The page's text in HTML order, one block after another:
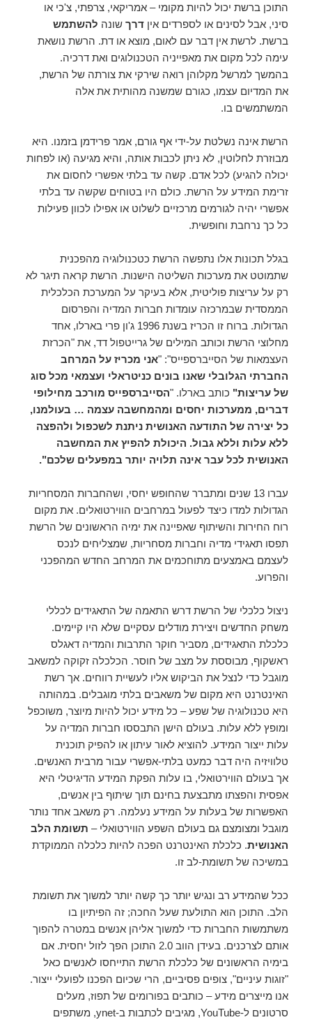
התוכן ברשת יכול להיות מקומי – אמריקאי, צרפתי, צ'כי או
סיני, אבל לסינים או לספרדים איןדרך שונה להשתמש
ברשת. לרשת אין דבר עם לאום, מוצא או דת. הרשת נושאת
עימה לכל מקום את מאפייניה הטכנולוגים ואת דרכיה.
בהמשך למרשל מקלוהן רואה שירקי את צורתה של הרשת,
את המדיום עצמו, כגורם שמשנה מהותית את אלה
המשתמשים בו.
הרשת אינה נשלטת על-ידי אף גורם, אמר פרידמן בזמנו. היא
מבוזרת לחלוטין, לא ניתן לכבות אותה, והיא מגיעה (או לפחות
יכולה להגיע) לכל אדם. קשה עד בלתי אפשרי לחסום את
זרימת המידע על הרשת. כולם היו בטוחים שקשה עד בלתי
אפשרי יהיה לגורמים מרכזיים לשלוט או אפילו לכוון פעילות
כל כך נרחבת וחופשית.
בגלל תכונות אלו נתפשה הרשת כטכנולוגיה מהפכנית
שתמוטט את מערכות השליטה הישנות. הרשת קראה תיגר לא
רק על עריצות פוליטית, אלא בעיקר על המערכת הכלכלית
הממסדית שבמרכזה עומדות חברות המדיה והפרסום
הגדולות. ברוח זו הכריז בשנת 1996 ג'ון פרי בארלו, אחד
מחלוצי הרשת וכותב המילים של גרייטפול דד, את "הכרזת
העצמאות של הסייברספייס": "אני מכריז על המרחב
החברתי הגלובלי שאנו בונים כניטראלי ועצמאי מכל סוג
של עריצות" כותב בארלו. "הסייברספייס מורכב מחילופי
דברים, ממערכות יחסים ומהמחשבה עצמה … בעולמנו,
כל יצירה של התודעה האנושית ניתנת לשכפול ולהפצה
ללא עלות וללא גבול. היכולת להפיץ את המחשבה
האנושית לכל עבר אינה תלויה יותר במפעלים שלכם".
עברו 13 שנים ומתברר שהחופש יחסי, ושהחברות המסחריות
הגדולות למדו כיצד לפעול במרחבים הווירטואלים. את מקום
רוח החירות והשיתוף שאפיינה את ימיה הראשונים של הרשת
תפסו תאגידי מדיה וחברות מסחריות, שמצליחים לנכס
לעצמם באמצעים מתוחכמים את המרחב החדש המהפכני
והפרוע.
ניצול כלכלי של הרשת דרש התאמה של התאגידים לכללי
משחק החדשים ויצירת מודלים עסקיים שלא היו קיימים.
כלכלת התאגידים, מסביר חוקר התרבות והמדיה דאגלס
ראשקוף, מבוססת על מצב של חוסר. הכלכלה זקוקה למשאב
מוגבל כדי לנצל את הביקוש אליו לעשיית רווחים. אך רשת
האינטרנט היא מקום של משאבים בלתי מוגבלים. במהותה
היא טכנולוגיה של שפע – כל מידע יכול להיות מיוצר, משוכפל
ומופץ ללא עלות. בעולם הישן התבססו חברות המדיה על
עלות ייצור המידע. להוציא לאור עיתון או להפיק תוכנית
טלוויזיה היה דבר כמעט בלתי-אפשרי עבור מרבית האנשים.
אך בעולם הווירטואלי, בו עלות הפקת המידע הדיגיטלי היא
אפסית והפצתו מתבצעת בחינם תוך שיתוף בין אנשים,
האפשרות של בעלות על המידע נעלמה. רק משאב אחד נותר
מוגבל ומצומצם גם בעולם השפע הווירטואלי – תשומת הלב
האנושית. כלכלת האינטרנט הפכה להיות כלכלה הממוקדת
במשיכה של תשומת-לב זו.
ככל שהמידע רב ונגיש יותר כך קשה יותר למשוך את תשומת
הלב. התוכן הוא התולעת שעל החכה; זה הפיתיון בו
משתמשות החברות כדי למשוך אליהן אנשים במטרה להפוך
אותם לצרכנים. בעידן הווב 2.0 התוכן הפך לזול יחסית. אם
בימיה הראשונים של כלכלת הרשת התייחסו לאנשים כאל
"זוגות עיניים", צופים פסיביים, הרי שכיום הפכנו לפועלי ייצור.
אנו מייצרים מידע – כותבים בפורומים של תפוז, מעלים
סרטונים ל-YouTube, מגיבים לכתבות ב-ynet, משתפים